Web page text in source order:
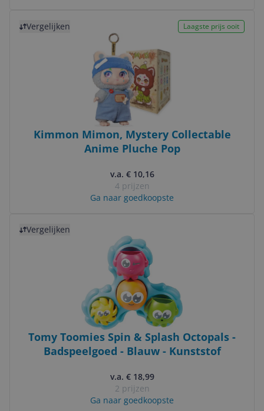
Vergelijken Laagste prijs ooit
Kimmon Mimon, Mystery Collectable
Anime Pluche Pop
v.a. € 10,16
4 prijzen
Ga naar goedkoopste
Vergelijken
Tomy Toomies Spin & Splash Octopals -
Badspeelgoed - Blauw - Kunststof
v.a. € 18,99
2 prijzen
Ga naar goedkoopste